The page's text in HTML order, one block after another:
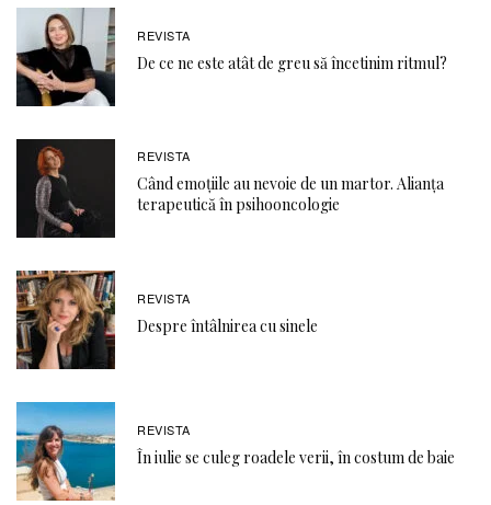
REVISTA
De ce ne este atât de greu să încetinim ritmul?
REVISTA
Când emoţiile au nevoie de un martor. Alianţa
terapeutică în psihooncologie
REVISTA
Despre întâlnirea cu sinele
REVISTA
În iulie se culeg roadele verii, în costum de baie